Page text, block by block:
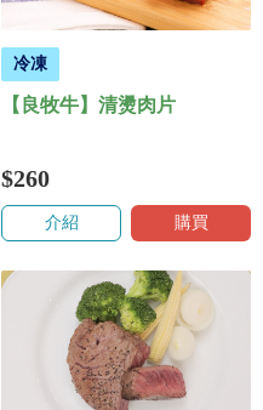
冷凍
【良牧牛】清燙肉片
$260
介紹 購買